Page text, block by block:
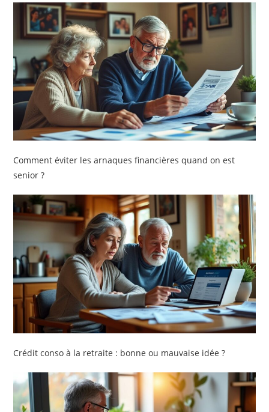
Comment éviter les arnaques financières quand on est
senior ?
Crédit conso à la retraite : bonne ou mauvaise idée ?